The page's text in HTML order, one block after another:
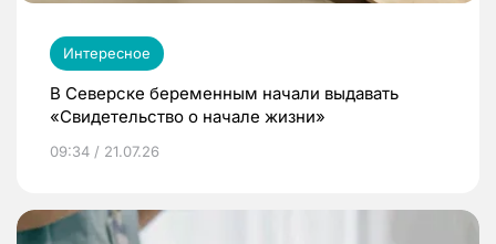
Интересное
В Северске беременным начали выдавать
«Свидетельство о начале жизни»
09:34 / 21.07.26